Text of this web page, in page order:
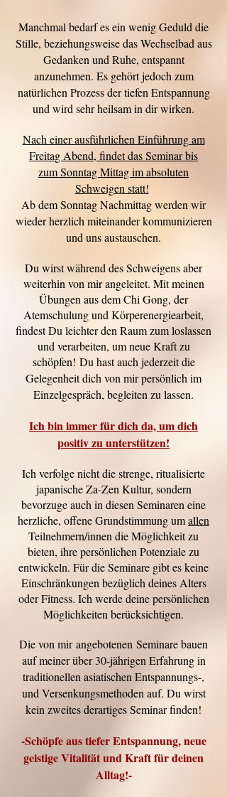
Manchmal bedarf es ein wenig Geduld die
Stille, beziehungsweise das Wechselbad aus
Gedanken und Ruhe, entspannt
anzunehmen. Es gehört jedoch zum
natürlichen Prozess der tiefen Entspannung
und wird sehr heilsam in dir wirken.
Nach einer ausführlichen Einführung am
Freitag Abend, findet das Seminar bis
zum Sonntag Mittagim absoluten
Schweigen statt!
Ab dem Sonntag Nachmittag werden wir
wieder herzlich miteinander kommunizieren
und uns austauschen.
Du wirst während des Schweigens aber
weiterhin von mir angeleitet. Mit meinen
Übungen aus dem Chi Gong, der
Atemschulung und Körperenergiearbeit,
findest Du leichter den Raum zum loslassen
und verarbeiten, um neue Kraft zu
schöpfen! Du hast auch jederzeit die
Gelegenheit dich von mir persönlich im
Einzelgespräch, begleiten zu lassen.
Ich bin immer für dich da, um dich
positiv zu unterstützen!
Ich verfolge nicht die strenge, ritualisierte
japanische Za-Zen Kultur, sondern
bevorzuge auch in diesen Seminaren eine
herzliche, offene Grundstimmung umallen
Teilnehmern/innen die Möglichkeit zu
bieten, ihre persönlichen Potenziale zu
entwickeln. Für die Seminare gibt es keine
Einschränkungen bezüglich deines Alters
oder Fitness. Ich werde deine persönlichen
Möglichkeiten berücksichtigen.
Die von mirangebotenen Seminare bauen
auf meiner über 30-jährigen Erfahrung in
traditionellen asiatischen Entspannungs-,
und Versenkungsmethoden auf. Du wirst
kein zweites derartiges Seminar finden!
-Schöpfe aus tiefer Entspannung, neue
geistige Vitalität und Kraft für deinen
Alltag!-